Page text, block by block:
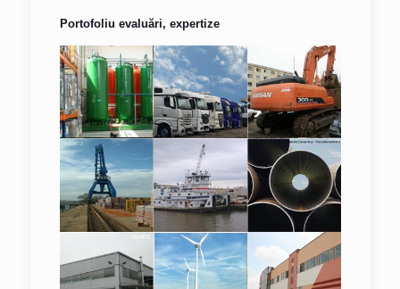
Portofoliu evaluări, expertize